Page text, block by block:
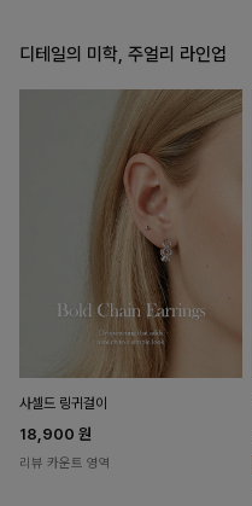
디테일의 미학, 주얼리 라인업
사셀드 링귀걸이
18,900 원
리뷰 카운트 영역